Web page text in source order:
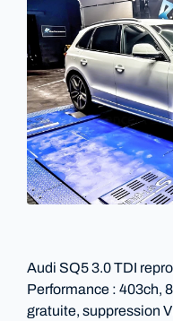
Audi SQ5 3.0 TDI
Performance : 403ch,
gratuite, suppression